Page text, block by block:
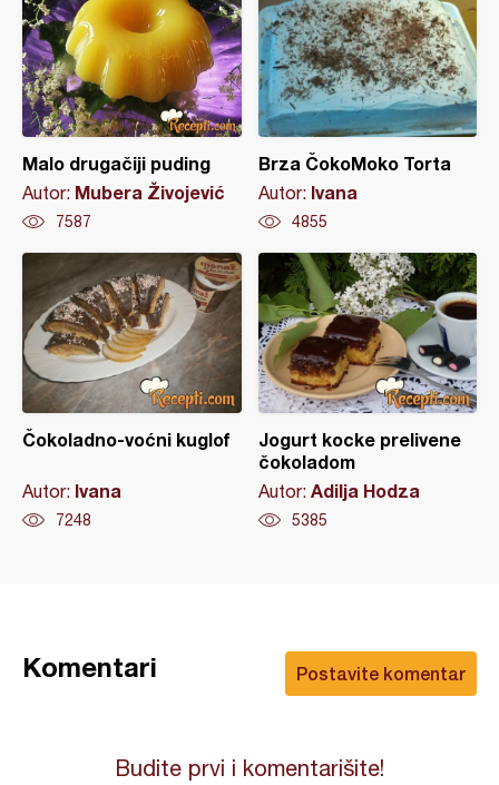
Malo drugačiji puding
Autor: Mubera Živojević
7587
Brza ČokoMoko Torta
Autor: Ivana
4855
Čokoladno-voćni kuglof
Autor: Ivana
7248
Jogurt kocke prelivene
čokoladom
Autor: Adilja Hodza
5385
Postavite komentar
Komentari
Budite prvi i komentarišite!